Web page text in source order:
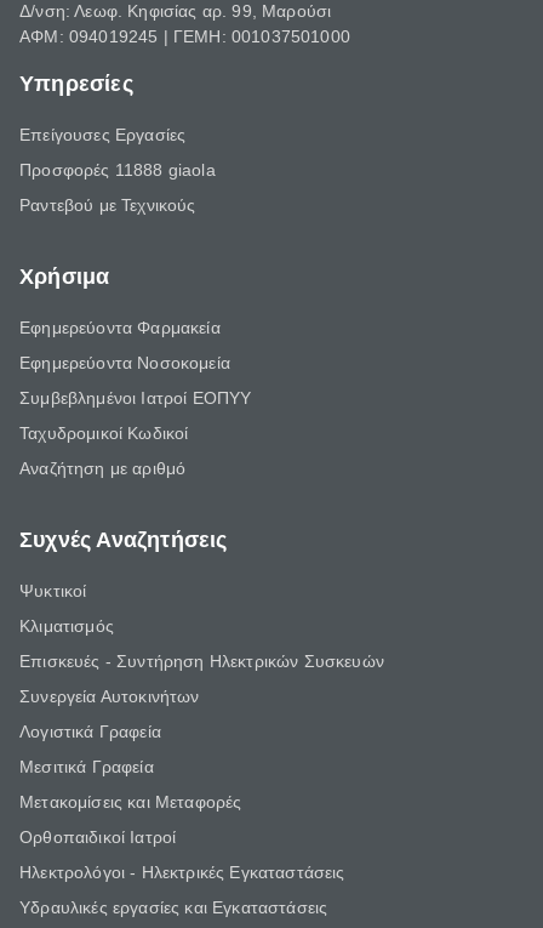
Δ/νση: Λεωφ. Κηφισίας αρ. 99, Μαρούσι
ΑΦΜ: 094019245 | ΓΕΜΗ: 001037501000
Υπηρεσίες
Επείγουσες Εργασίες
Προσφορές 11888 giaola
Ραντεβού με Τεχνικούς
Χρήσιμα
Εφημερεύοντα Φαρμακεία
Εφημερεύοντα Νοσοκομεία
Συμβεβλημένοι Ιατροί ΕΟΠΥΥ
Ταχυδρομικοί Κωδικοί
Αναζήτηση με αριθμό
Συχνές Αναζητήσεις
Ψυκτικοί
Κλιματισμός
Επισκευές - Συντήρηση Ηλεκτρικών Συσκευών
Συνεργεία Αυτοκινήτων
Λογιστικά Γραφεία
Μεσιτικά Γραφεία
Μετακομίσεις και Μεταφορές
Ορθοπαιδικοί Ιατροί
Ηλεκτρολόγοι - Ηλεκτρικές Εγκαταστάσεις
Υδραυλικές εργασίες και Εγκαταστάσεις